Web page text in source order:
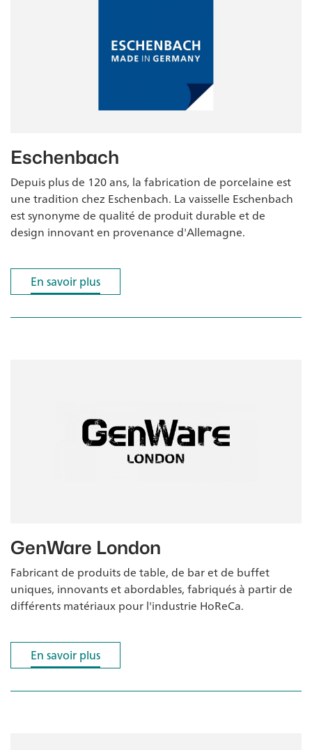
Eschenbach
Depuis plus de 120 ans, la fabrication de porcelaine est
une tradition chez Eschenbach. La vaisselle Eschenbach
est synonyme de qualité de produit durable et de
design innovant en provenance d'Allemagne.
En savoir plus
En savoir plus
GenWare London
Fabricant de produits de table, de bar et de buffet
uniques, innovants et abordables, fabriqués à partir de
différents matériaux pour l'industrie HoReCa.
En savoir plus
En savoir plus